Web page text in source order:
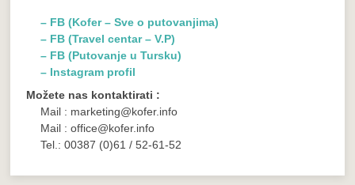
– FB (Kofer – Sve o putovanjima)
– FB (Travel centar – V.P)
– FB (Putovanje u Tursku)
– Instagram profil
Možete nas kontaktirati :
Mail : marketing@kofer.info
Mail : office@kofer.info
Tel.: 00387 (0)61 / 52-61-52